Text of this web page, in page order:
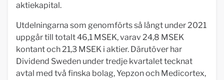
aktiekapital.
Utdelningarna som genomförts så långt under 2021
uppgår till totalt 46,1 MSEK, varav 24,8 MSEK
kontant och 21,3 MSEK i aktier. Därutöver har
Dividend Sweden under tredje kvartalet tecknat
avtal med två finska bolag, Yepzon och Medicortex,